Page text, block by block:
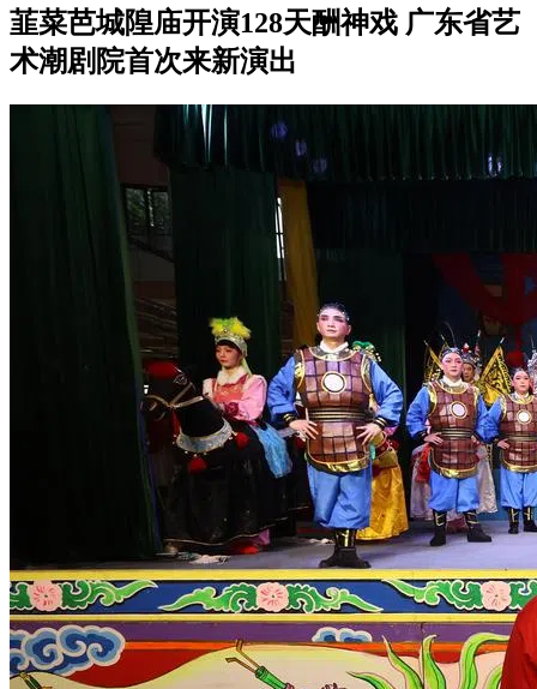
韮菜芭城隍庙开演128天酬神戏 广东省艺
术潮剧院首次来新演出